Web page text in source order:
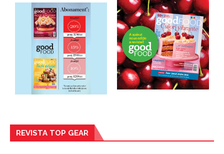
REVISTA TOP GEAR